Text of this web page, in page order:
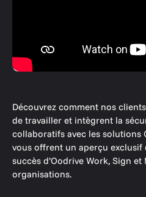
Découvrez comment nos
de travailler et intègrent la
collaboratifs avec les solutions
vous offrent un aperçu exclusif
succès d’Oodrive Work, Sign
organisations.